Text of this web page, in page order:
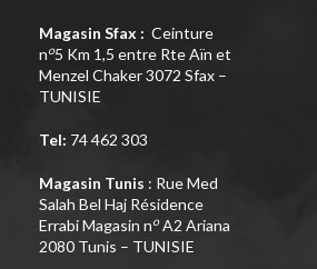
Magasin Sfax : Ceinture
no5 Km 1,5 entre Rte Aïn et
Menzel Chaker 3072 Sfax –
TUNISIE
Tel: 74 462 303
Magasin Tunis : Rue Med
Salah Bel Haj Résidence
Errabi Magasin noA2 Ariana
2080 Tunis – TUNISIE